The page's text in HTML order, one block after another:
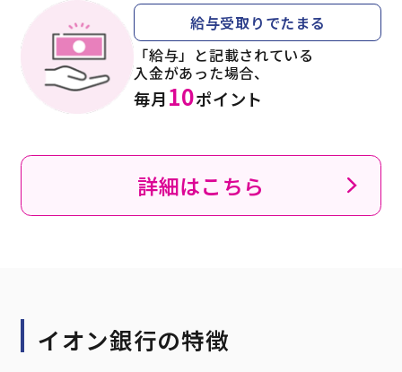
給与受取りでたまる
「給与」と記載されている
入金があった場合、
毎月10ポイント
詳細はこちら
イオン銀行の特徴